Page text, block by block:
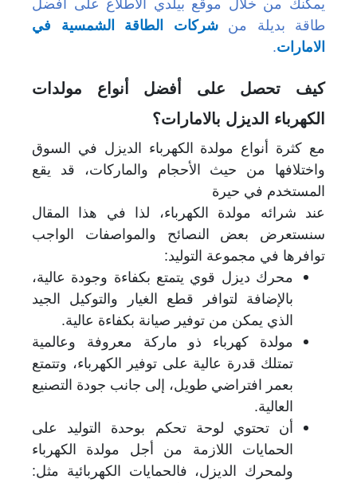
يمكنك من خلال موقع بيلدي الاطلاع على أفضل
طاقة بديلة منشركات الطاقة الشمسية في
الامارات.
كيف تحصل على أفضل أنواع مولدات
الكهرباء الديزل بالامارات؟
مع كثرة أنواع مولدة الكهرباء الديزل في السوق
واختلافها من حيث الأحجام والماركات، قد يقع
المستخدم في حيرة
عند شرائه مولدة الكهرباء، لذا في هذا المقال
سنستعرض بعض النصائح والمواصفات الواجب
توافرها في مجموعة التوليد:
محرك ديزل قوي يتمتع بكفاءة وجودة عالية،
بالإضافة لتوافر قطع الغيار والتوكيل الجيد
الذي يمكن من توفير صيانة بكفاءة عالية.
مولدة كهرباء ذو ماركة معروفة وعالمية
تمتلك قدرة عالية على توفير الكهرباء، وتتمتع
بعمر افتراضي طويل، إلى جانب جودة التصنيع
العالية.
أن تحتوي لوحة تحكم بوحدة التوليد على
الحمايات اللازمة من أجل مولدة الكهرباء
ولمحرك الديزل، فالحمايات الكهربائية مثل: